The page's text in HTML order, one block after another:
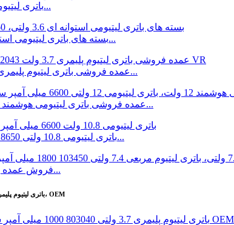
باتری لیتیومی استوانه ای 3.7 ولت محصول نهایی، 1...
بسته های باتری لیتیومی استوانه ای 3.6 ولت، 18650 2500 میلی آمپر...
عمده فروشی باتری لیتیوم پلیمری 3.7 ولت 602043 500 میلی آمپر ساعت...
عمده فروشی باتری لیتیومی هوشمند 12 ولت 18650 6600 میلی آمپر ساعت 1...
باتری لیتیومی 10.8 ولتی 18650 6600 میلی آمپر ساعتی برای ارتباطات...
فروش عمده پک باتری لیتیوم پلیمری 7.4 ولت 103450...
باتری لیتیوم پلیمری 3.7 ولتی 803040 1000 میلی آمپر ساعتی، برای تجهیزات هوشمند کوچک، OEM